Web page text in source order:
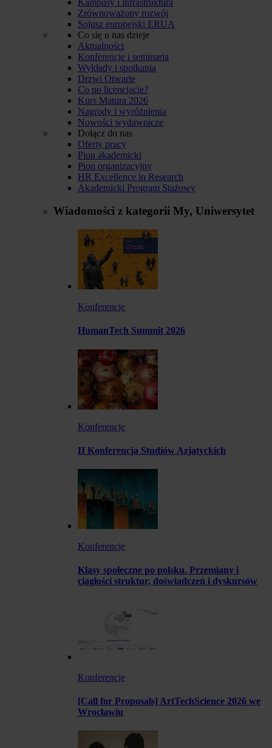
Zrównoważony rozwój
Sojusz europejski ERUA
Co się u nas dzieje
Aktualności
Konferencje i seminaria
Wykłady i spotkania
Drzwi Otwarte
Co po licencjacie?
Kurs Matura 2026
Nagrody i wyróżnienia
Nowości wydawnicze
Dołącz do nas
Oferty pracy
Pion akademicki
Pion organizacyjny
HR Excellence in Research
Akademicki Program Stażowy
Wiadomości z kategorii My, Uniwersytet
Konferencje
HumanTech Summit 2026
Konferencje
II Konferencja Studiów Azjatyckich
Konferencje
Klasy społeczne po polsku. Przemiany i
ciągłości struktur, doświadczeń i dyskursów
Konferencje
[Call for Proposals] ArtTechScience 2026 we
Wrocławiu